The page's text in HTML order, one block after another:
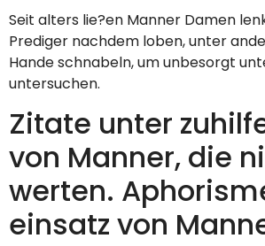
Seit alters lie?en Manner Damen
Prediger nachdem loben, unter
Hande schnabeln, um unbesorgt
untersuchen.
Zitate unter
von Manner, die
werten.
einsatz von